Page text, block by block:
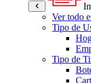
Ver todo
Tipo de
Tipo de